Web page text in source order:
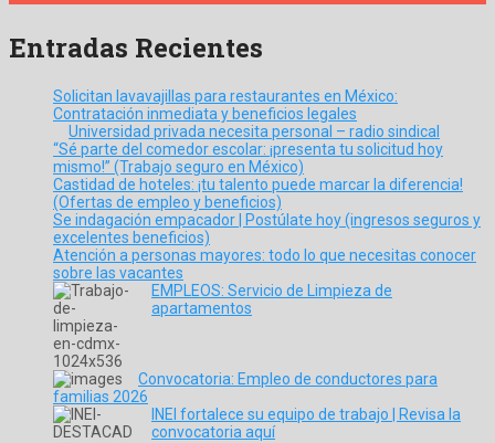
Entradas Recientes
Solicitan lavavajillas para restaurantes en México:
Contratación inmediata y beneficios legales
Universidad privada necesita personal – radio sindical
“Sé parte del comedor escolar: ¡presenta tu solicitud hoy
mismo!” (Trabajo seguro en México)
Castidad de hoteles: ¡tu talento puede marcar la diferencia!
(Ofertas de empleo y beneficios)
Se indagación empacador | Postúlate hoy (ingresos seguros y
excelentes beneficios)
Atención a personas mayores: todo lo que necesitas conocer
sobre las vacantes
EMPLEOS: Servicio de Limpieza de
apartamentos
Convocatoria: Empleo de conductores para
familias 2026
INEI fortalece su equipo de trabajo | Revisa la
convocatoria aquí